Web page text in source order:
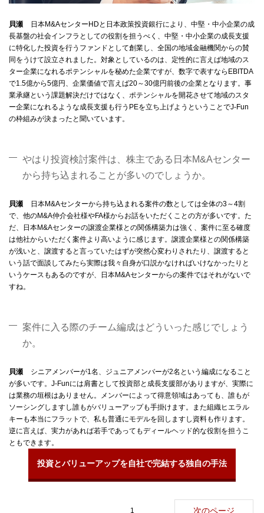
貝瀬
日本M&AセンターHDと日本政策投資銀行により、中堅・中小企業の成
長基盤の社会インフラとしての役割を担うべく、中堅・中小企業の成長支援
に特化した投資を行うファンドとして創業し、全国の地域金融機関からの賛
同をうけて設立されました。対象としているのは、定性的に言えば地域のス
ター企業になれるポテンシャルを秘めた企業ですが、数字で表すならEBITDA
で1.5億から5億円、企業価値で言えば20～30億円前後の企業となります。事
業承継という課題解決だけではなく、ポテンシャルを開花させて地域のスタ
ー企業になれるような成長支援も行うPEを立ち上げようということでJ-Fun
の枠組みが決まったと聞いています。
やはり投資検討案件は、株主である日本M&Aセンター
から持ち込まれることが多いのでしょうか。
貝瀬
日本M&Aセンターから持ち込まれる案件の数としては全体の3～4割
で、他のM&A仲介会社様やFA様からお話をいただくことの方が多いです。た
だ、日本M&Aセンターの譲渡企業様との関係構築力は強く、案件に至る確度
は他社からいただく案件より高いように感じます。譲渡企業様との関係構築
が浅いと、譲渡すると言っていたはずが突然心変わりされたり、譲渡すると
いう話で面談してみたら実際は我々自身が口説かなければいけなかったりと
いうケースもあるのですが、日本M&Aセンターからの案件ではそれがないで
すね。
案件に入る際のチーム編成はどういった感じでしょう
か。
貝瀬
シニアメンバーが1名、ジュニアメンバーが2名という編成になること
が多いです。J-Funには肩書として投資部と成長支援部がありますが、実際に
は業務の垣根はありません。メンバーによって得意領域はあっても、誰もが
ソーシングしますし誰もがバリューアップも手掛けます。また組織ヒエラル
キーも本当にフラットで、私も普通にモデルを回しますし資料も作ります。
逆に言えば、実力があれば若手であってもディールヘッド的な役割を担うこ
ともできます。
投資とバリューアップを自社で完結する独自の手法
1 次のページ